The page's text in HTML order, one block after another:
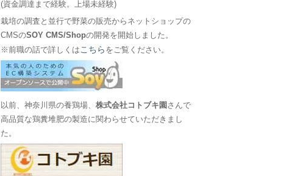
(資金調達まで経験。上場未経験)
栽培の調査と並行で野菜の販売からネットショップの
CMSのSOY CMS/Shopの開発を開始しました。
※前職の話で詳しくは こちら をご覧ください。
以前、神奈川県の養鶏場、株式会社コトブキ園 さんで
高品質な鶏糞堆肥の製造に関わらせていただきまし
た。